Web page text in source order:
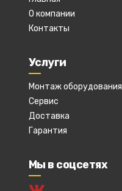
О компании
Контакты
Услуги
Монтаж оборудования
Сервис
Доставка
Гарантия
Мы в соцсетях